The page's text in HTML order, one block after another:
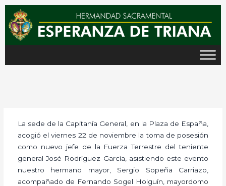
contenido
La sede de la Capitanía General, en la Plaza de España,
acogió el viernes 22 de noviembre la toma de posesión
como nuevo jefe de la Fuerza Terrestre del teniente
general José Rodríguez García, asistiendo este evento
nuestro hermano mayor, Sergio Sopeña Carriazo,
acompañado de Fernando Sogel Holguín, mayordomo